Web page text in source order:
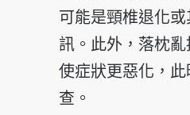
可能是頸椎退化
訊。此外，落枕
使症狀更惡化，
查。